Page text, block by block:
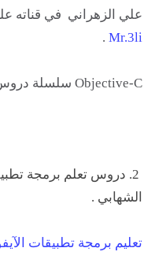
علي الزهراني في قناته
Mr.3li
.
Objective-C سلسلة دروس
2. دروس تعلم برمجة
الشهابي .
تعليم برمجة تطبيقات